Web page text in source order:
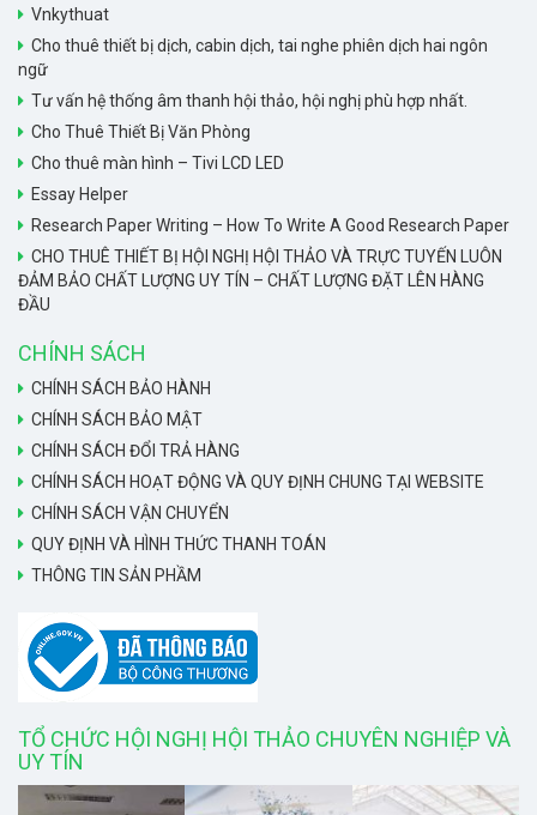
Vnkythuat
Cho thuê thiết bị dịch, cabin dịch, tai nghe phiên dịch hai ngôn
ngữ
Tư vấn hệ thống âm thanh hội thảo, hội nghị phù hợp nhất.
Cho Thuê Thiết Bị Văn Phòng
Cho thuê màn hình – Tivi LCD LED
Essay Helper
Research Paper Writing – How To Write A Good Research Paper
CHO THUÊ THIẾT BỊ HỘI NGHỊ HỘI THẢO VÀ TRỰC TUYẾN LUÔN
ĐẢM BẢO CHẤT LƯỢNG UY TÍN – CHẤT LƯỢNG ĐẶT LÊN HÀNG
ĐẦU
CHÍNH SÁCH
CHÍNH SÁCH BẢO HÀNH
CHÍNH SÁCH BẢO MẬT
CHÍNH SÁCH ĐỔI TRẢ HÀNG
CHÍNH SÁCH HOẠT ĐỘNG VÀ QUY ĐỊNH CHUNG TẠI WEBSITE
CHÍNH SÁCH VẬN CHUYỂN
QUY ĐỊNH VÀ HÌNH THỨC THANH TOÁN
THÔNG TIN SẢN PHẦM
TỔ CHỨC HỘI NGHỊ HỘI THẢO CHUYÊN NGHIỆP VÀ
UY TÍN